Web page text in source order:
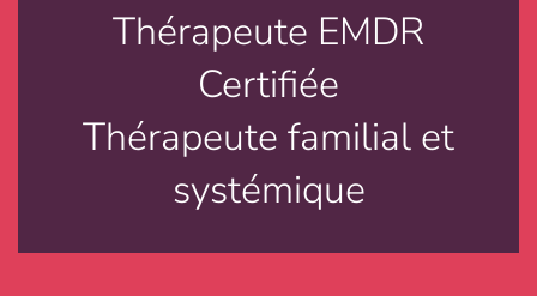
Thérapeute EMDR
Certifiée
Thérapeute familial et
systémique